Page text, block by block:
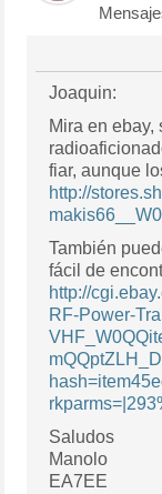
Joaquin:
Mira en ebay,
fiar, aunque
http://
También
fácil de
http://
RF-Power-
Saludos
Manolo
EA7EE